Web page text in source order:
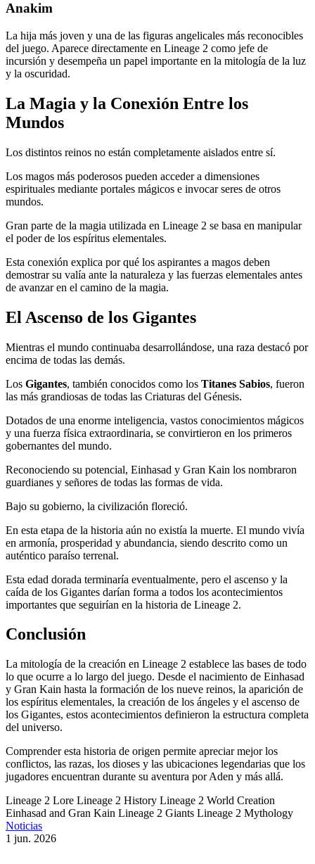
Anakim
La hija más joven y una de las figuras angelicales más reconocibles
del juego. Aparece directamente en Lineage 2 como jefe de
incursión y desempeña un papel importante en la mitología de la luz
y la oscuridad.
La Magia y la Conexión Entre los
Mundos
Los distintos reinos no están completamente aislados entre sí.
Los magos más poderosos pueden acceder a dimensiones
espirituales mediante portales mágicos e invocar seres de otros
mundos.
Gran parte de la magia utilizada en Lineage 2 se basa en manipular
el poder de los espíritus elementales.
Esta conexión explica por qué los aspirantes a magos deben
demostrar su valía ante la naturaleza y las fuerzas elementales antes
de avanzar en el camino de la magia.
El Ascenso de los Gigantes
Mientras el mundo continuaba desarrollándose, una raza destacó por
encima de todas las demás.
Los Gigantes, también conocidos como los Titanes Sabios, fueron
las más grandiosas de todas las Criaturas del Génesis.
Dotados de una enorme inteligencia, vastos conocimientos mágicos
y una fuerza física extraordinaria, se convirtieron en los primeros
gobernantes del mundo.
Reconociendo su potencial, Einhasad y Gran Kain los nombraron
guardianes y señores de todas las formas de vida.
Bajo su gobierno, la civilización floreció.
En esta etapa de la historia aún no existía la muerte. El mundo vivía
en armonía, prosperidad y abundancia, siendo descrito como un
auténtico paraíso terrenal.
Esta edad dorada terminaría eventualmente, pero el ascenso y la
caída de los Gigantes darían forma a todos los acontecimientos
importantes que seguirían en la historia de Lineage 2.
Conclusión
La mitología de la creación en Lineage 2 establece las bases de todo
lo que ocurre a lo largo del juego. Desde el nacimiento de Einhasad
y Gran Kain hasta la formación de los nueve reinos, la aparición de
los espíritus elementales, la creación de los ángeles y el ascenso de
los Gigantes, estos acontecimientos definieron la estructura completa
del universo.
Comprender esta historia de origen permite apreciar mejor los
conflictos, las razas, los dioses y las ubicaciones legendarias que los
jugadores encuentran durante su aventura por Aden y más allá.
Lineage 2 Lore Lineage 2 History Lineage 2 World Creation
Einhasad and Gran Kain Lineage 2 Giants Lineage 2 Mythology
Noticias
1 jun. 2026